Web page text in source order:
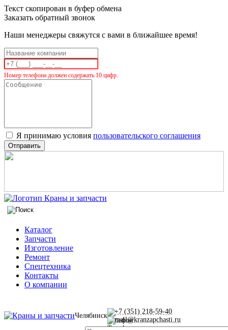
Текст скопирован в буфер обмена
Заказать обратный звонок
Наши менеджеры свяжутся с вами в ближайшее время!
Номер телефона должен содержать 10 цифр.
Я принимаю условия пользовательского соглашения
Отправить
Каталог
Запчасти
Изготовление
Ремонт
Спецтехника
Контакты
О компании
Челябинск
+7 (351) 218-59-40
mail@kranzapchasti.ru